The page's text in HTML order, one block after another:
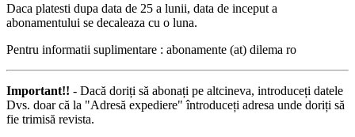
Daca platesti dupa data de 25 a lunii, data de inceput a
abonamentului se decaleaza cu o luna.
Pentru informatii suplimentare : abonamente (at) dilema ro
Important!! - Dacă doriți să abonați pe altcineva, introduceți datele
Dvs. doar că la "Adresă expediere" întroduceți adresa unde doriți să
fie trimisă revista.